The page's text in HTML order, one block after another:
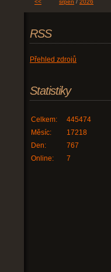
<< srpen / 2026
RSS
Přehled zdrojů
Statistiky
Online: 7
Celkem:
445474
Měsíc:
17218
Den:
767